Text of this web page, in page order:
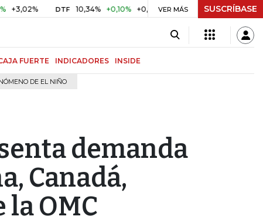
DTF 10,34% +0,10% +0,98% UVR $ 416,81 +$ 0,05 +0,01%
VER MÁS SUSCRÍBASE
FUERTE INDICADORES INSIDE
DE EL NIÑO
demanda
Canadá,
la OMC